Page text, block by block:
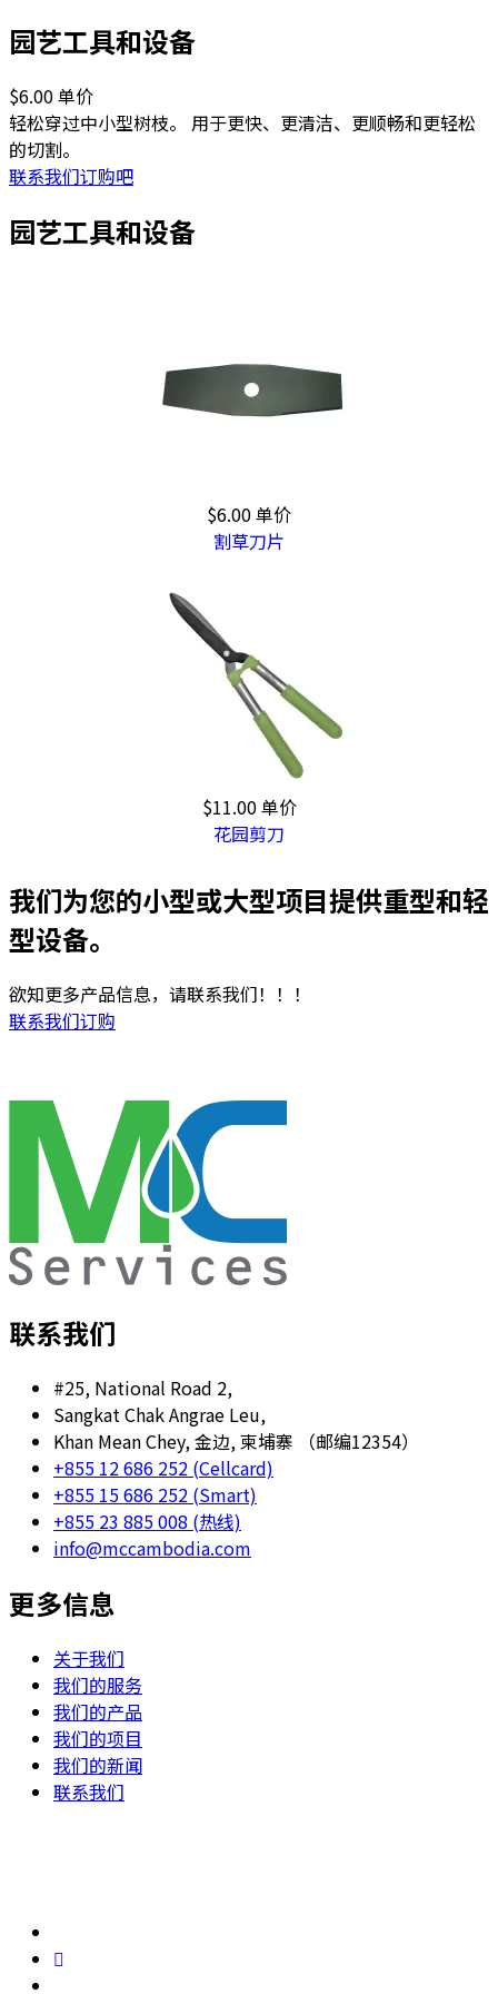
园艺工具和设备
$6.00单价
轻松穿过中小型树枝。 用于更快、更清洁、更顺畅和更轻松
的切割。
联系我们订购吧
园艺工具和设备
$6.00单价
割草刀片
$11.00单价
花园剪刀
我们为您的小型或大型项目提供重型和轻
型设备。
欲知更多产品信息，请联系我们！！！
联系我们订购
联系我们
#25, National Road 2,
Sangkat Chak Angrae Leu,
Khan Mean Chey, 金边, 柬埔寨 （邮编12354）
+855 12 686 252 (Cellcard)
+855 15 686 252 (Smart)
+855 23 885 008 (热线)
info@mccambodia.com
更多信息
关于我们
我们的服务
我们的产品
我们的项目
我们的新闻
联系我们